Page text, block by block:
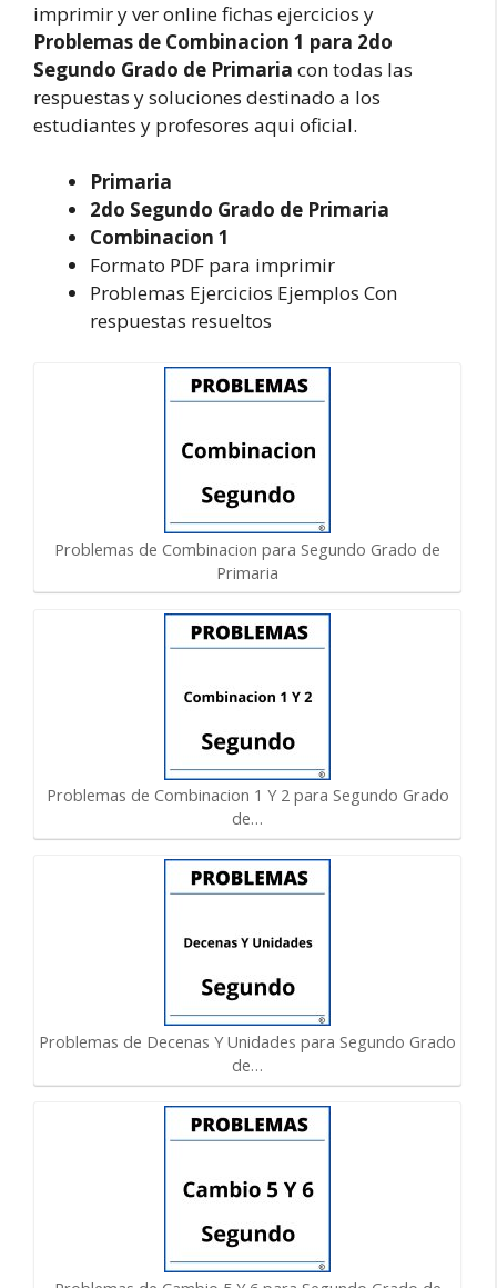
imprimir y ver online fichas ejercicios y
Problemas de Combinacion 1 para 2do
Segundo Grado de Primaria con todas las
respuestas y soluciones destinado a los
estudiantes y profesores aqui oficial.
Primaria
2do Segundo Grado de Primaria
Combinacion 1
Formato PDF para imprimir
Problemas Ejercicios Ejemplos Con
respuestas resueltos
Problemas de Combinacion para Segundo Grado de
Primaria
Problemas de Combinacion 1 Y 2 para Segundo Grado
de…
Problemas de Decenas Y Unidades para Segundo Grado
de…